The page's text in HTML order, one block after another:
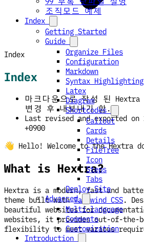
조직모드 예제
Index
Getting Started
Guide
Organize Files
Configuration
Markdown
Syntax Highlighting
Latex
Diagram
Shortcodes
Callout
Cards
Details
FileTree
Icon
Steps
Tabs
Deploy Site
Advanced
Multi-language
Comments
Customization
Introduction
Index
Index
마크다운으로 작성 된 Hextra
변경 후 내보내기 함.
Last revised and exported on
+0900
👋 Hello! Welcome to the Hextra
What is Hextra?
Hextra is a modern, fast and
theme built withTailwind CSS.
beautiful websites for
websites, it provides out-of-the-
flexibility to meet various